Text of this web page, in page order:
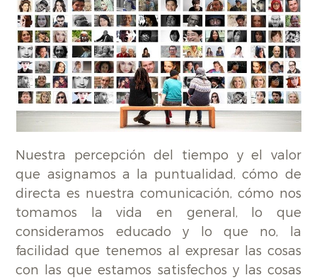
Nuestra percepción del tiempo y el valor
que asignamos a la puntualidad, cómo de
directa es nuestra comunicación, cómo nos
tomamos la vida en general, lo que
consideramos educado y lo que no, la
facilidad que tenemos al expresar las cosas
con las que estamos satisfechos y las cosas